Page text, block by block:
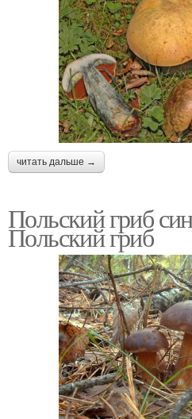
читать дальше →
Польский гриб
Польский гриб